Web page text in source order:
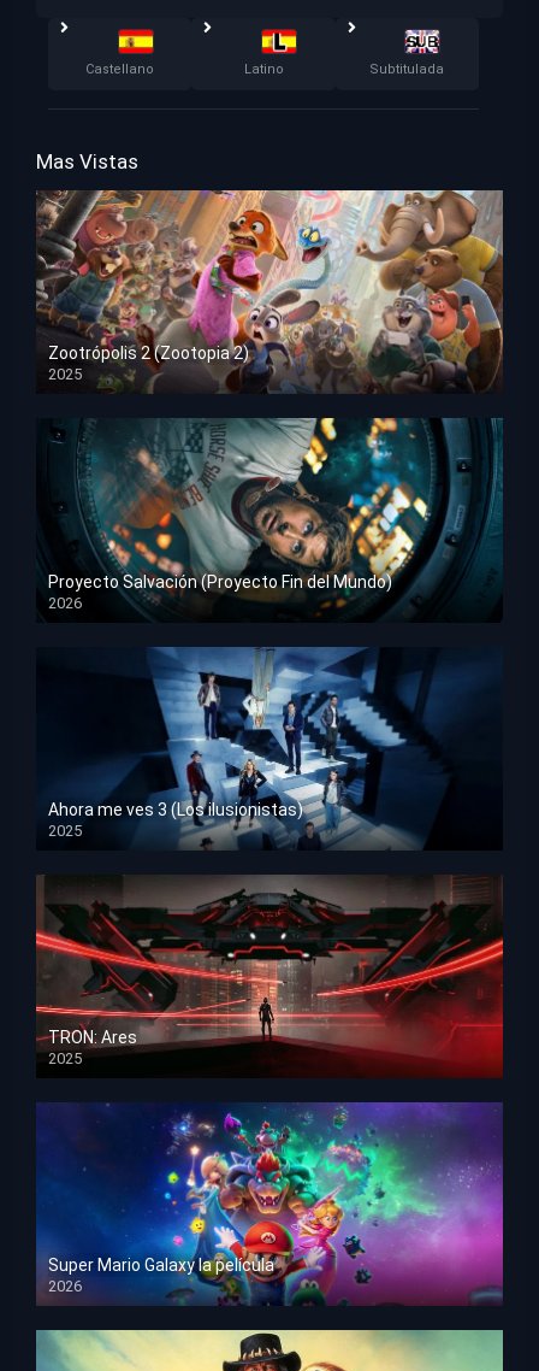
Castellano Latino Subtitulada
Mas Vistas
Zootrópolis 2 (Zootopia 2)
2025
HD 1080p
Proyecto Salvación (Proyecto Fin del Mundo)
2026
HD 1080p
Ahora me ves 3 (Los ilusionistas)
2025
HD 1080p
TRON: Ares
2025
HD 1080p
Super Mario Galaxy la película
2026
HD 1080p